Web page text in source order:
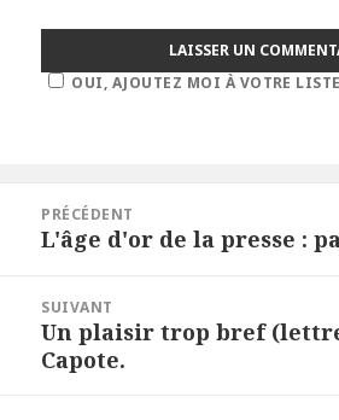
OUI, AJOUTEZ MOI À VOTRE
l’article
PRÉCÉDENT
Article
L'âge d'or de la presse :
SUIVANT
Article
suivant :
Un plaisir trop bref
Capote.